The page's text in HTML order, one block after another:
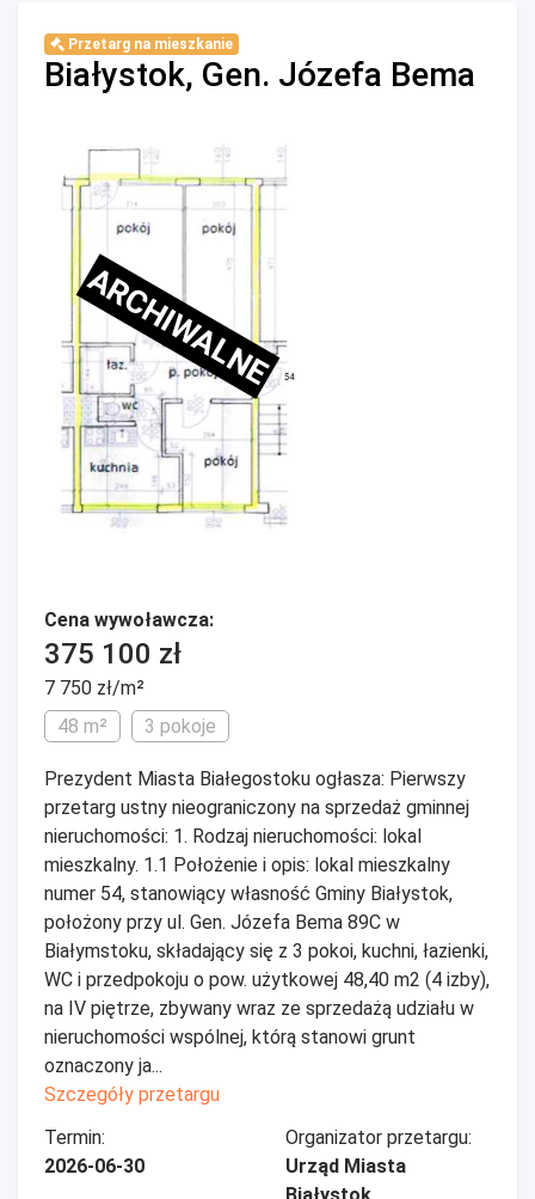
Przetarg na mieszkanie
Białystok, Gen. Józefa Bema
ARCHIWALNE
Cena wywoławcza:
375 100 zł
7 750 zł/m²
48 m²
3 pokoje
Prezydent Miasta Białegostoku ogłasza: Pierwszy
przetarg ustny nieograniczony na sprzedaż gminnej
nieruchomości: 1. Rodzaj nieruchomości: lokal
mieszkalny. 1.1 Położenie i opis: lokal mieszkalny
numer 54, stanowiący własność Gminy Białystok,
położony przy ul. Gen. Józefa Bema 89C w
Białymstoku, składający się z 3 pokoi, kuchni, łazienki,
WC i przedpokoju o pow. użytkowej 48,40 m2 (4 izby),
na IV piętrze, zbywany wraz ze sprzedażą udziału w
nieruchomości wspólnej, którą stanowi grunt
oznaczony ja...
Szczegóły przetargu
Termin:
2026-06-30
Organizator przetargu:
Urząd Miasta